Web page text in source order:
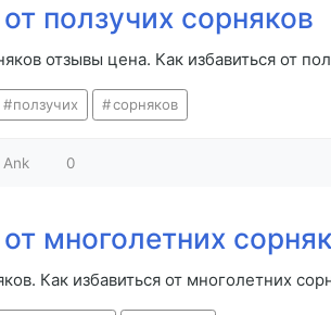
ползучих сорняков
отзывы цена. Как избавиться от
ползучих сорняков
Ank 0
многолетних
Как избавиться от многолетних